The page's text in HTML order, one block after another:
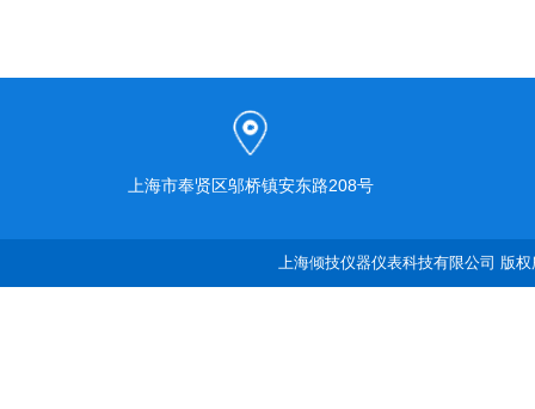
上海市奉贤区邬桥镇安东路208号
上海倾技仪器仪表科技有限公司 版